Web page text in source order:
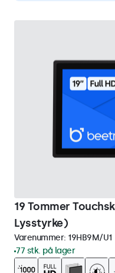
19 Tommer
Lysstyrke)
Varenummer: 19HB9M/U1
77 stk. på lager